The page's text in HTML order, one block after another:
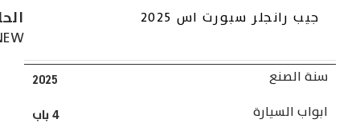
جيب رانجلر سبورت اس 2025
سنة الصنع 2025
ابواب السيارة
4 باب